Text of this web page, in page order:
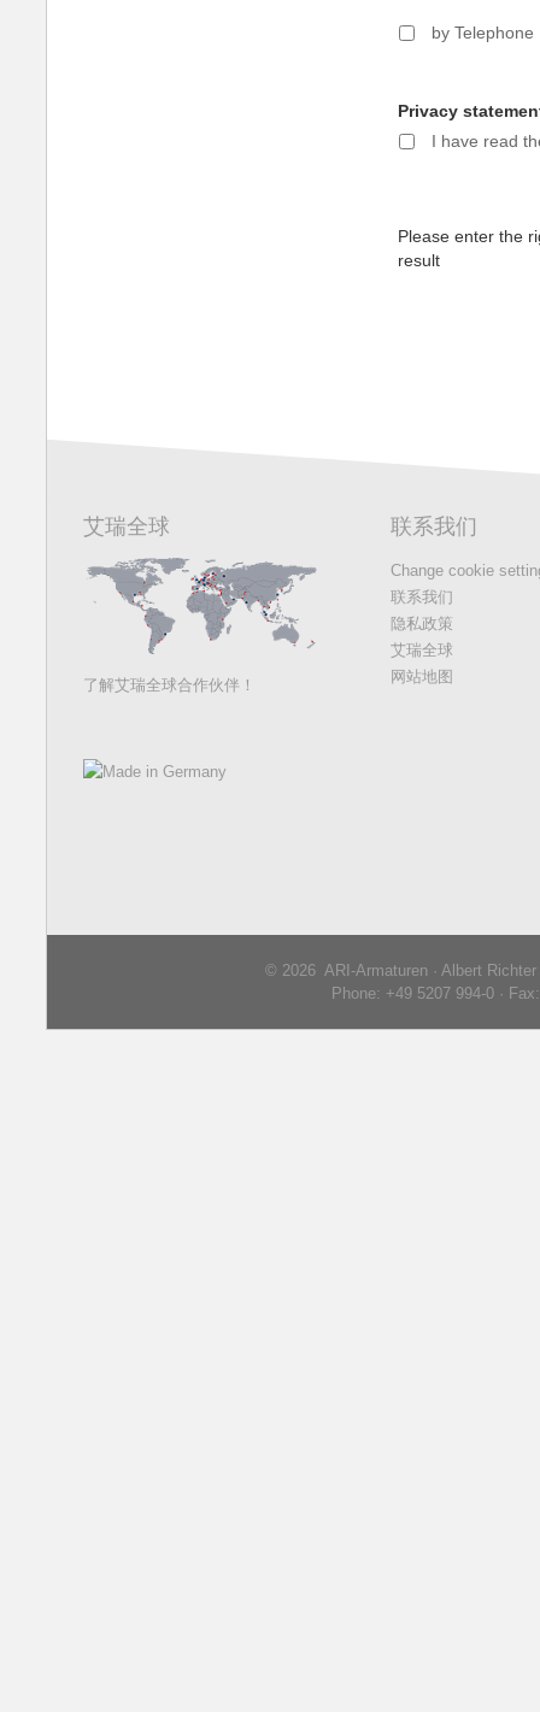
by Telephone
Privacy
I have read
Please enter the
result
艾瑞全球
了解艾瑞全球合作伙伴！
联系我们
Change cookie
联系我们
隐私政策
艾瑞全球
网站地图
© 2026 ARI-Armaturen · Albert
Phone: +49 5207 994-0 ·